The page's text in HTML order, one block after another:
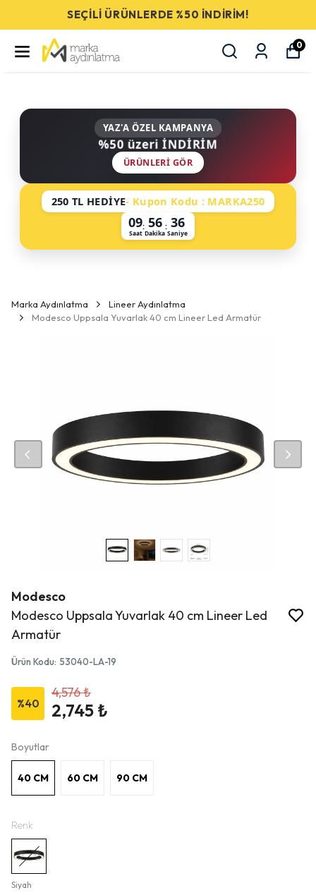
SEÇİLİ ÜRÜNLERDE %50 İNDİRİM!
0
YAZ'A ÖZEL KAMPANYA
%50 üzeri İNDİRİM
ÜRÜNLERI GÖR
250 TL HEDİYE- Kupon Kodu : MARKA250
09
Saat
: 56
Dakika
: 36
Saniye
Marka Aydınlatma
Lineer Aydınlatma
Modesco Uppsala Yuvarlak 40 cm Lineer Led Armatür
Modesco
Modesco Uppsala Yuvarlak 40 cm Lineer Led
Armatür
Ürün Kodu: 53040-LA-19
%40
4,576 ₺
2,745 ₺
Boyutlar
40 CM 60 CM 90 CM
Renk
Siyah